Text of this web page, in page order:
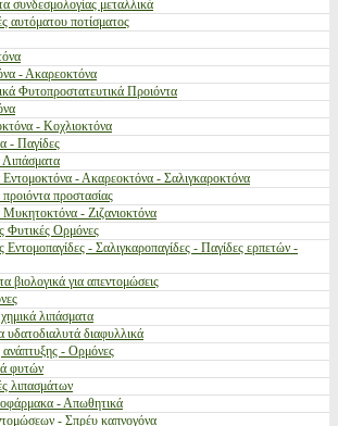
συνδεσμολογίας μεταλλικά
αυτόματου ποτίσματος
- Ακαρεοκτόνα
Φυτοπροστατευτικά Προιόντα
- Κοχλιοκτόνα
- Παγίδες
Λιπάσματα
Εντομοκτόνα - Ακαρεοκτόνα - Σαλιγκαροκτόνα
προστασίας
Μυκητοκτόνα - Ζιζανιοκτόνα
Φυτικές Ορμόνες
Εντομοπαγίδες - Σαλιγκαροπαγίδες - Παγίδες ερπετών -
βιολογικά για απεντομώσεις
λιπάσματα
υδατοδιαλυτά διαφυλλικά
ανάπτυξης - Ορμόνες
φυτών
λιπασμάτων
- Απωθητικά
- Σπρέυ καπνογόνα